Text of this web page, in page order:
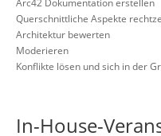
Arc42 Dokumentation erstellen
Querschnittliche Aspekte
Architektur bewerten
Moderieren
Konflikte lösen und sich in der
In-House-